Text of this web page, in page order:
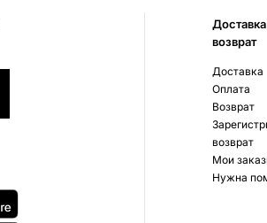
возврат
Доставка
Оплата
Возврат
возврат
Мои
Нужна